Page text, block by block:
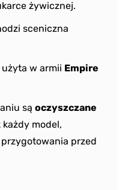
żywicznej.
sceniczna
w armii Empire
są oczyszczane
każdy model,
przed